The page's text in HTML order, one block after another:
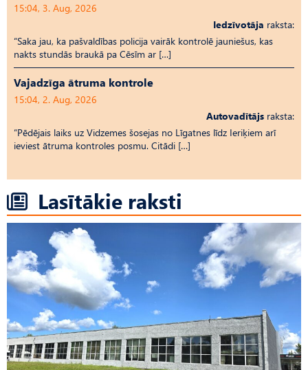
15:04, 3. Aug, 2026
Iedzīvotāja raksta:
“Saka jau, ka pašvaldības policija vairāk kontrolē jauniešus, kas
nakts stundās braukā pa Cēsīm ar […]
Vajadzīga ātruma kontrole
15:04, 2. Aug, 2026
Autovadītājs raksta:
“Pēdējais laiks uz Vid­ze­mes šosejas no Līgatnes līdz Ieriķiem arī
ieviest ātruma kontroles posmu. Citādi […]
Lasītākie raksti